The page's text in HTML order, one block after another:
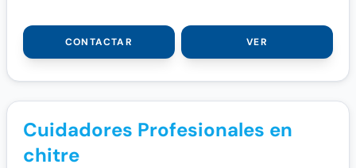
CONTACTAR VER
Cuidadores Profesionales en
chitre